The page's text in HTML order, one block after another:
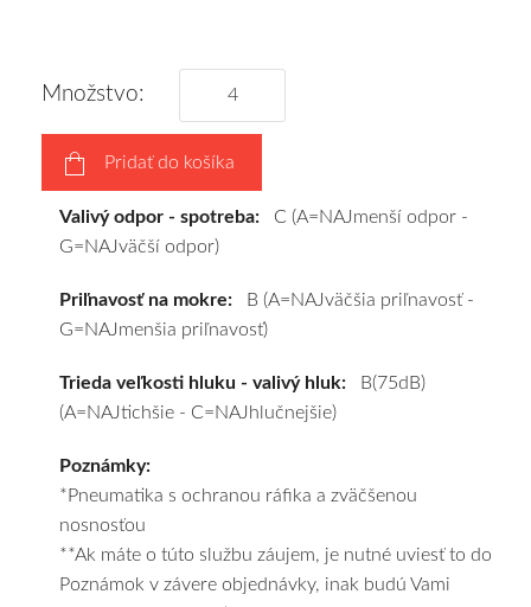
pneumatiky
obujeme
na
disky
podľa
pošleme
zadarmo.
Množstvo:
Pridať do košíka
Valivý odpor - spotreba: C (A=NAJmenší odpor -
G=NAJväčší odpor)
Priľnavosť na mokre: B (A=NAJväčšia priľnavosť -
G=NAJmenšia priľnavosť)
Trieda veľkosti hluku - valivý hluk: B(75dB)
(A=NAJtichšie - C=NAJhlučnejšie)
Poznámky:
*Pneumatika s ochranou ráfika a zväčšenou
nosnosťou
**Ak máte o túto službu záujem, je nutné uviesť to do
Poznámok v závere objednávky, inak budú Vami